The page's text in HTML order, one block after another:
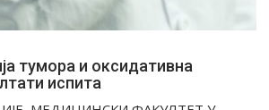
тумора и оксидативна
испитa